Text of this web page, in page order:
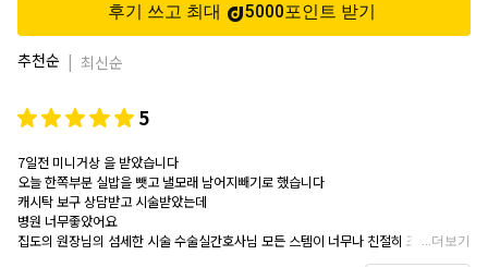
후기 쓰고 최대 5000포인트 받기
추천순 | 최신순
5
7일전 미니거상 을 받았습니다
오늘 한쪽부분 실밥을 뺏고 낼모래 남어지빼기로 했습니다
캐시탁 보구 상담받고 시술받았는데
병원 너무좋았어요
집도의 원장님의 섬세한 시술 수술실간호사님 모든 스템이 너무나 친절히 조금도 소홀
더보기